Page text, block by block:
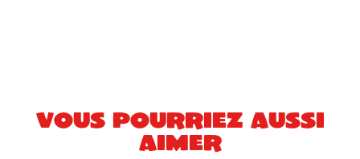
Vous pourriez aussi
aimer